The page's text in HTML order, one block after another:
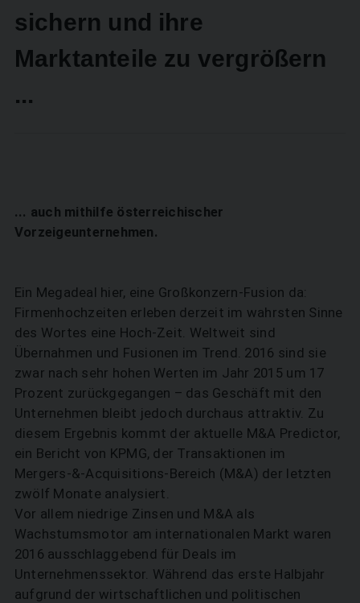
sichern und ihre
Marktanteile zu vergrößern
...
... auch mithilfe österreichischer
Vorzeigeunternehmen.
Ein Megadeal hier, eine Großkonzern-Fusion da:
Firmenhochzeiten erleben derzeit im wahrsten Sinne
des Wortes eine Hoch-Zeit. Weltweit sind
Übernahmen und Fusionen im Trend. 2016 sind sie
zwar nach sehr hohen Werten im Jahr 2015 um 17
Prozent zurückgegangen – das Geschäft mit den
Unternehmen bleibt jedoch durchaus attraktiv. Zu
diesem Ergebnis kommt der aktuelle M&A Predictor,
ein Bericht von KPMG, der Transaktionen im
Mergers-&-Acquisitions-Bereich (M&A) der letzten
zwölf Monate analysiert.
Vor allem niedrige Zinsen und M&A als
Wachstumsmotor am internationalen Markt waren
2016 ausschlaggebend für Deals im
Unternehmenssektor. Während das erste Halbjahr
aufgrund der wirtschaftlichen und politischen